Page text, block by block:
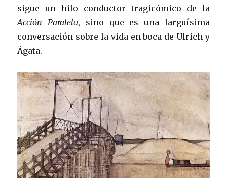
sigue un hilo conductor tragicómico de la
Acción Paralela, sino que es una larguísima
conversación sobre la vida en boca de Ulrich y
Ágata.